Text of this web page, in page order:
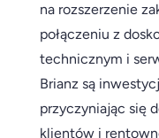
na rozszerzenie
połączeniu z
technicznym i
Brianz są
przyczyniając się
klientów i